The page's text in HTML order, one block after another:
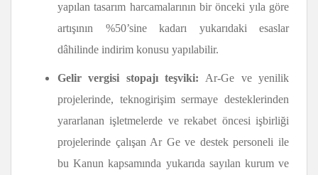
yapılan tasarım harcamalarının bir önceki yıla göre
artışının %50’sine kadarı yukarıdaki esaslar
dâhilinde indirim konusu yapılabilir.
Gelir vergisi stopajı teşviki: Ar-Ge ve yenilik
projelerinde, teknogirişim sermaye desteklerinden
yararlanan işletmelerde ve rekabet öncesi işbirliği
projelerinde çalışan Ar Ge ve destek personeli ile
bu Kanun kapsamında yukarıda sayılan kurum ve